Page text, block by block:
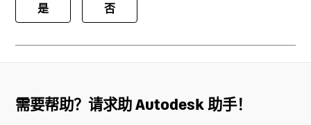
是 否
需要帮助？请求助 Autodesk 助手！